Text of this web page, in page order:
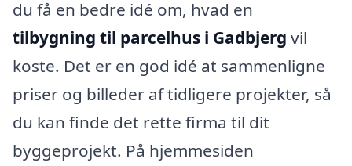
du få en bedre idé om, hvad en
tilbygning til parcelhus i Gadbjerg vil
koste. Det er en god idé at sammenligne
priser og billeder af tidligere projekter, så
du kan finde det rette firma til dit
byggeprojekt. På hjemmesiden